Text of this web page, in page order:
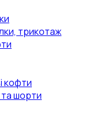
трикотаж
кофти
шорти